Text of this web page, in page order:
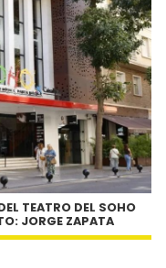
TEATRO DEL SOHO
JORGE ZAPATA